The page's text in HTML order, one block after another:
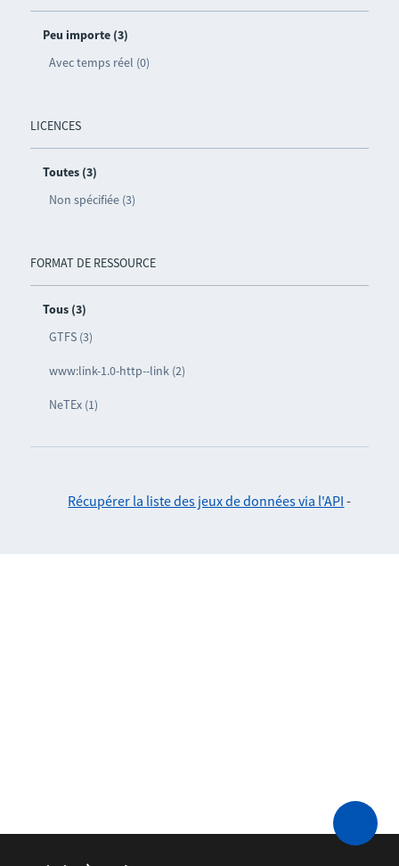
Peu importe (3)
Avec temps réel (0)
LICENCES
Toutes (3)
Non spécifiée (3)
FORMAT DE RESSOURCE
Tous (3)
GTFS (3)
www:link-1.0-http--link (2)
NeTEx (1)
Récupérer la liste des jeux de données via l'API -